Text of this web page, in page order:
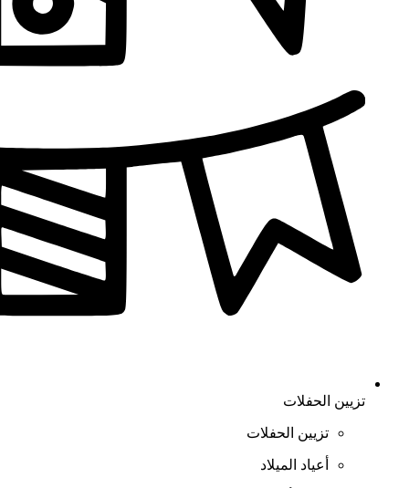
تزيين الحفلات
تزيين الحفلات
أعياد الميلاد